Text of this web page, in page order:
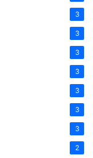
3
3
3
3
3
3
3
2